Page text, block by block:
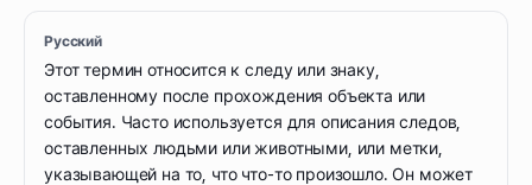
Русский
Этот термин относится к следу или знаку,
оставленному после прохождения объекта или
события. Часто используется для описания следов,
оставленных людьми или животными, или метки,
указывающей на то, что что-то произошло. Он может